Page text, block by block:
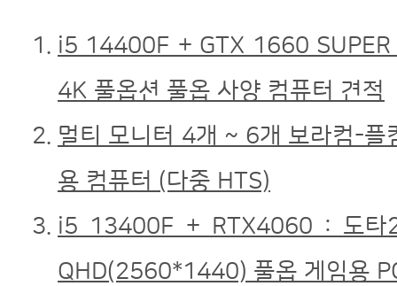
i5 14400F + GTX 1660 SUPER
4K 풀옵션 풀옵 사양 컴퓨터 견적
멀티 모니터 4개 ~ 6개 보라컴-플
용 컴퓨터 (다중 HTS)
i5 13400F + RTX4060 : 도타
QHD(2560*1440) 풀옵 게임용